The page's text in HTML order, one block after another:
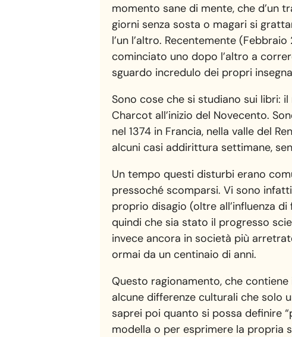
momento sane di mente, che d’un
giorni senza sosta o magari si
l’un l’altro. Recentemente
cominciato uno dopo l’altro a
sguardo incredulo dei propri
Sono cose che si studiano sui libri:
Charcot all’inizio del Novecento.
nel 1374 in Francia, nella valle del
alcuni casi addirittura settimane,
Un tempo questi disturbi erano
pressoché scomparsi. Vi sono
proprio disagio (oltre all’influenza
quindi che sia stato il progresso
invece ancora in società più
ormai da un centinaio di anni.
Questo ragionamento, che
alcune differenze culturali che solo
saprei poi quanto si possa definire
modella o per esprimere la propria